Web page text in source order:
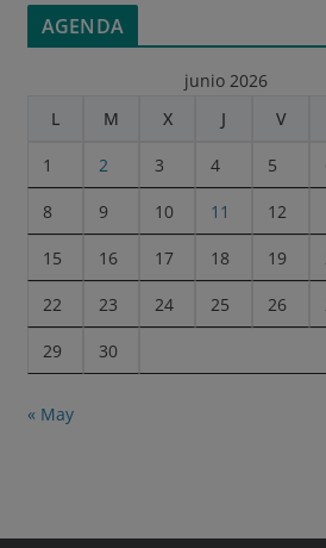
AGENDA
junio 2026
L
M X J V
1 2 3 4 5
8 9 10 11 12
15 16 17 18 19
22 23 24 25 26
29 30
« May